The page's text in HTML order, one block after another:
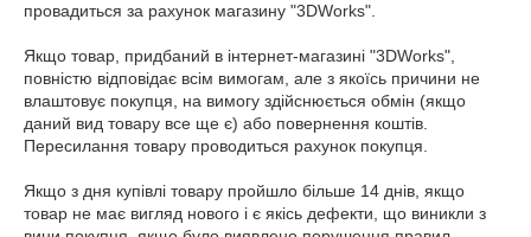
провадиться за рахунок магазину "3DWorks".
Якщо товар, придбаний в інтернет-магазині "3DWorks",
повністю відповідає всім вимогам, але з якоїсь причини не
влаштовує покупця, на вимогу здійснюється обмін (якщо
даний вид товару все ще є) або повернення коштів.
Пересилання товару проводиться рахунок покупця.
Якщо з дня купівлі товару пройшло більше 14 днів, якщо
товар не має вигляд нового і є якісь дефекти, що виникли з